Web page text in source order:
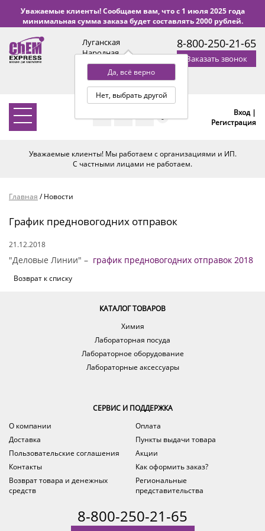
Уважаемые клиенты! Сообщаем вам, что с 1 июля 2025 года
минимальная сумма заказа будет составлять 2000 рублей.
Луганская
Народная
Республика
Да, всё верно
Нет, выбрать другой
с 9:00 до 18:00 по Уфе
(+2 МСК)
8-800-250-21-65
Заказать звонок
0
Вход |
Регистрация
Уважаемые клиенты! Мы работаем с организациями и ИП.
С частными лицами не работаем.
Главная /Новости
График предновогодних отправок
21.12.2018
"Деловые Линии" – график предновогодних отправок 2018
Возврат к списку
КАТАЛОГ ТОВАРОВ
Химия
Лабораторная посуда
Лабораторное оборудование
Лабораторные аксессуары
СЕРВИС И ПОДДЕРЖКА
О компании
Оплата
Доставка
Пункты выдачи товара
Пользовательские соглашения
Акции
Контакты
Как оформить заказ?
Возврат товара и денежных
средств
Региональные
представительства
8-800-250-21-65